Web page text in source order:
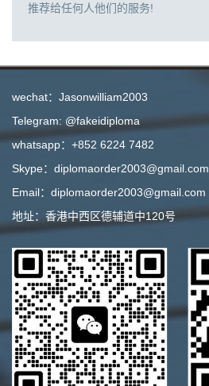
推荐给任何人他们的服务!
wechat：Jasonwilliam2003
Telegram: @fakeidiploma
whatsapp：+852 6224 7482
Skype：diplomaorder2003@gmail.com
Email：diplomaorder2003@gmail.com
地址：香港中西区德辅道中120号